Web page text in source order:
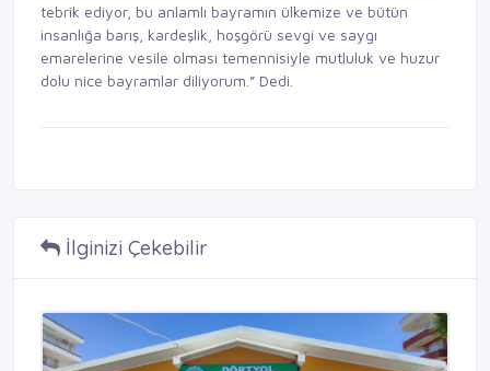
tebrik ediyor, bu anlamlı bayramın ülkemize ve bütün
insanlığa barış, kardeşlik, hoşgörü sevgi ve saygı
emarelerine vesile olması temennisiyle mutluluk ve huzur
dolu nice bayramlar diliyorum.” Dedi.
İlginizi Çekebilir